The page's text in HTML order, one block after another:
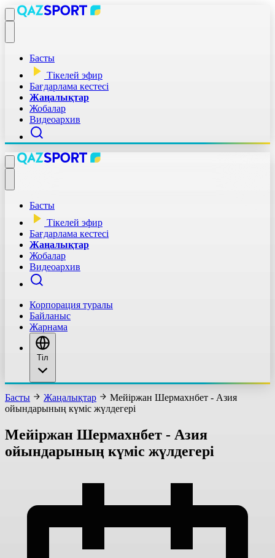
Басты
Тікелей эфир
Бағдарлама кестесі
Жаңалықтар
Жобалар
Видеоархив
Басты
Тікелей эфир
Бағдарлама кестесі
Жаңалықтар
Жобалар
Видеоархив
Корпорация туралы
Байланыс
Жарнама
Тіл
Басты Жаңалықтар
Мейіржан Шермахнбет - Азия
ойындарының күміс жүлдегері
Мейіржан Шермахнбет - Азия
ойындарының күміс жүлдегері